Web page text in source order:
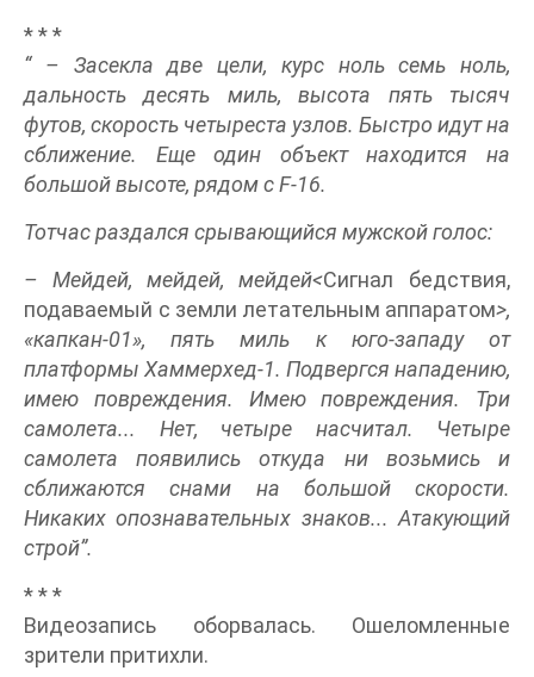
* * *
“ – Засекла две цели, курс ноль семь ноль,
дальность десять миль, высота пять тысяч
футов, скорость четыреста узлов. Быстро идут на
сближение. Еще один объект находится на
большой высоте, рядом с F-16.
Тотчас раздался срывающийся мужской голос:
– Мейдей, мейдей, мейдей<Сигнал бедствия,
подаваемый с земли летательным аппаратом>,
«капкан-01», пять миль к юго-западу от
платформы Хаммерхед-1. Подвергся нападению,
имею повреждения. Имею повреждения. Три
самолета... Нет, четыре насчитал. Четыре
самолета появились откуда ни возьмись и
сближаются снами на большой скорости.
Никаких опознавательных знаков... Атакующий
строй”.
* * *
Видеозапись оборвалась. Ошеломленные
зрители притихли.